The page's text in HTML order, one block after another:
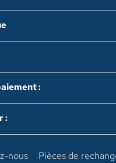
:
:
nous
Pièces de